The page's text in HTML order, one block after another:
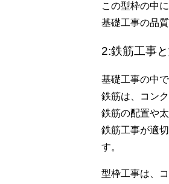
この型枠の中
基礎工事の品
2:鉄筋工事
基礎工事の中
鉄筋は、コン
鉄筋の配置や
鉄筋工事が適
す。
型枠工事は、